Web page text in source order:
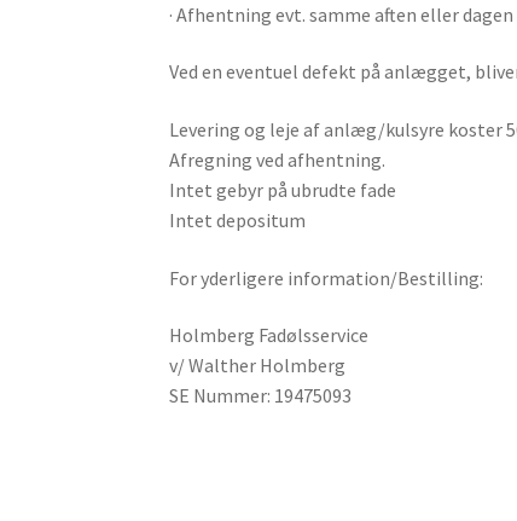
· Afhentning evt. samme aften eller
Ved en eventuel defekt på anlægget,
Levering og leje af anlæg/kulsyre koster
Afregning ved afhentning.
Intet gebyr på ubrudte fade
Intet depositum
For yderligere information/Bestilling:
Holmberg Fadølsservice
v/ Walther Holmberg
SE Nummer: 19475093